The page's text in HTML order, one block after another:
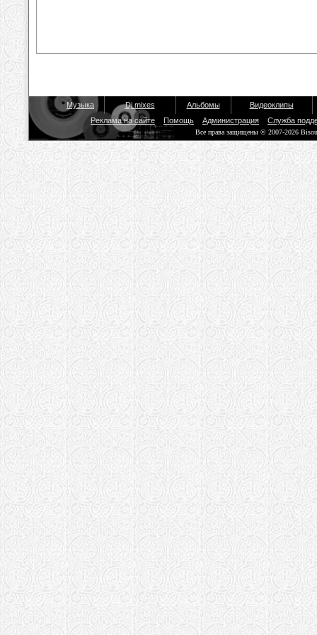
Музыка Dj mixes Альбомы
Видеоклипы
Реклама на сайте
Помощь Администрация Служба
Все права защищены © 2007-2026